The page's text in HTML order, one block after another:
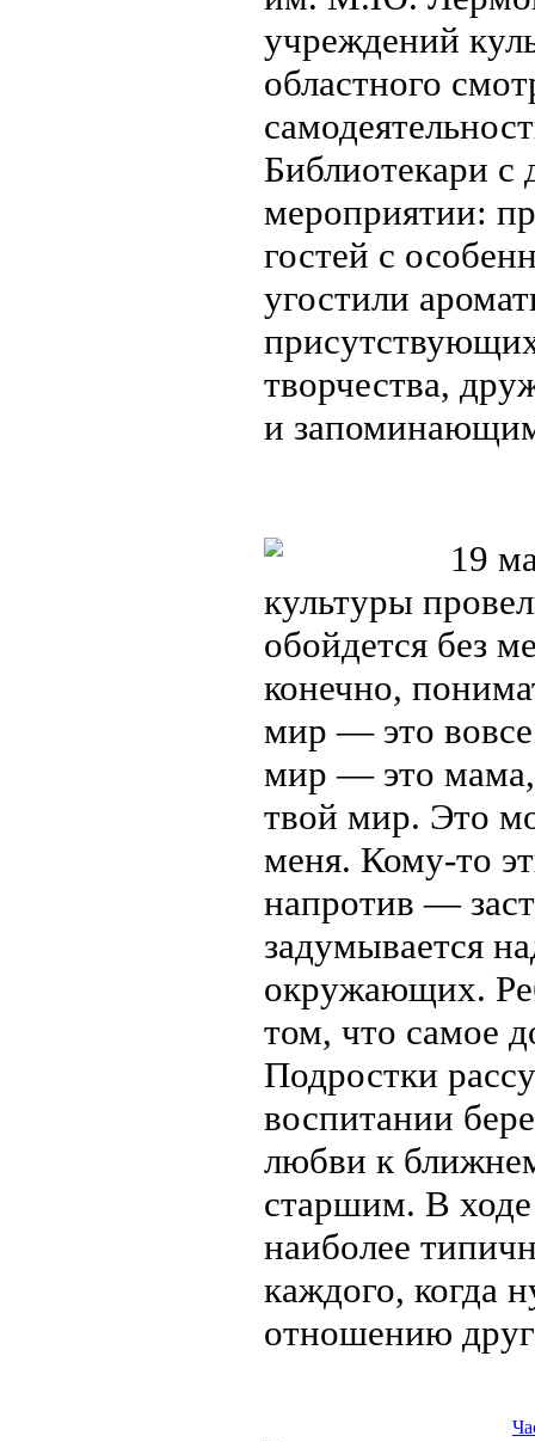
учреждений
областного
Библиотекари
мероприятии:
гостей с
угостили
творчества,
и
19
культуры
обойдется без
конечно,
мир — это вовсе
мир — это
твой мир. Это
меня. Кому-то
напротив —
задумывается
окружающих.
том, что самое
Подростки
воспитании
любви к
старшим. В ходе
наиболее
каждого, когда
отношению